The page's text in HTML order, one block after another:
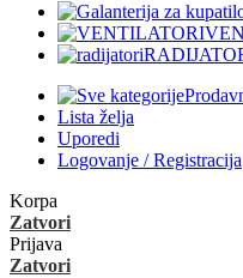
Lista želja
Uporedi
Logovanje / Registracija
Korpa
Zatvori
Prijava
Zatvori